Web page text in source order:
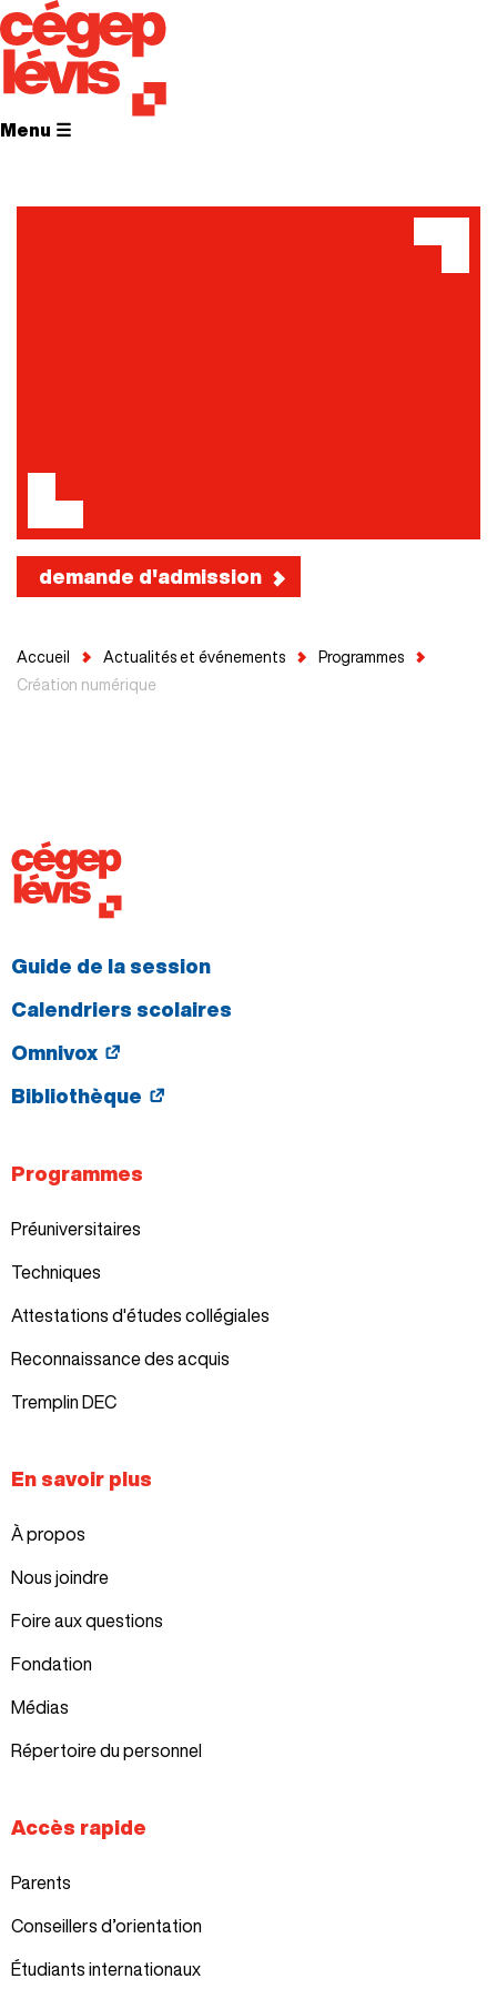
Menu ☰
demande d'admission
Accueil Actualités et événements
Programmes
Création numérique
Guide de la session
Calendriers scolaires
Omnivox
Bibliothèque
Programmes
Préuniversitaires
Techniques
Attestations d'études collégiales
Reconnaissance des acquis
Tremplin DEC
En savoir plus
À propos
Nous joindre
Foire aux questions
Fondation
Médias
Répertoire du personnel
Accès rapide
Parents
Conseillers d’orientation
Étudiants internationaux